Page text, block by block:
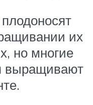
их
но многие
выращивают